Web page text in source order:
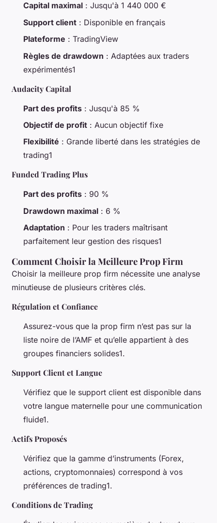
Capital maximal : Jusqu'à 1 440 000 €
Support client : Disponible en français
Plateforme : TradingView
Règles de drawdown : Adaptées aux traders
expérimentés1
Audacity Capital
Part des profits : Jusqu'à 85 %
Objectif de profit : Aucun objectif fixe
Flexibilité : Grande liberté dans les stratégies de
trading1
Funded Trading Plus
Part des profits : 90 %
Drawdown maximal : 6 %
Adaptation : Pour les traders maîtrisant
parfaitement leur gestion des risques1
Comment Choisir la Meilleure Prop Firm
Choisir la meilleure prop firm nécessite une analyse
minutieuse de plusieurs critères clés.
Régulation et Confiance
Assurez-vous que la prop firm n’est pas sur la
liste noire de l’AMF et qu’elle appartient à des
groupes financiers solides1.
Support Client et Langue
Vérifiez que le support client est disponible dans
votre langue maternelle pour une communication
fluide1.
Actifs Proposés
Vérifiez que la gamme d’instruments (Forex,
actions, cryptomonnaies) correspond à vos
préférences de trading1.
Conditions de Trading